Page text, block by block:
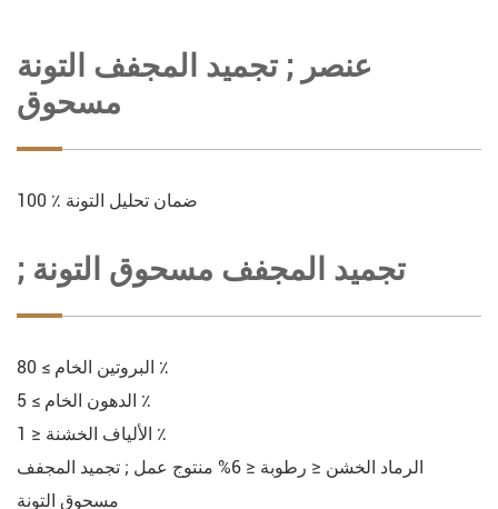
عنصر ; تجميد المجفف التونة
مسحوق
100 ٪ ضمان تحليل التونة
; تجميد المجفف مسحوق التونة
البروتين الخام ≥ 80 ٪
الدهون الخام ≥ 5 ٪
الألياف الخشنة ≤ 1 ٪
الرماد الخشن ≤ رطوبة ≤ 6% منتوج عمل ; تجميد المجفف
مسحوق التونة